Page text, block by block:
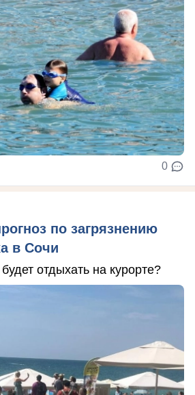
0
по загрязнению
в Сочи
отдыхать на курорте?